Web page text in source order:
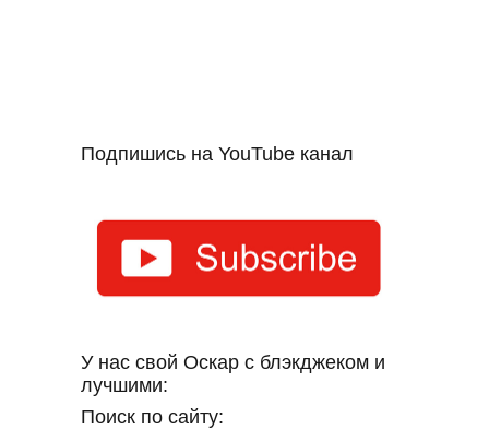
Подпишись на YouTube канал
У нас свой Оскар с блэкджеком и
лучшими:
Поиск по сайту: